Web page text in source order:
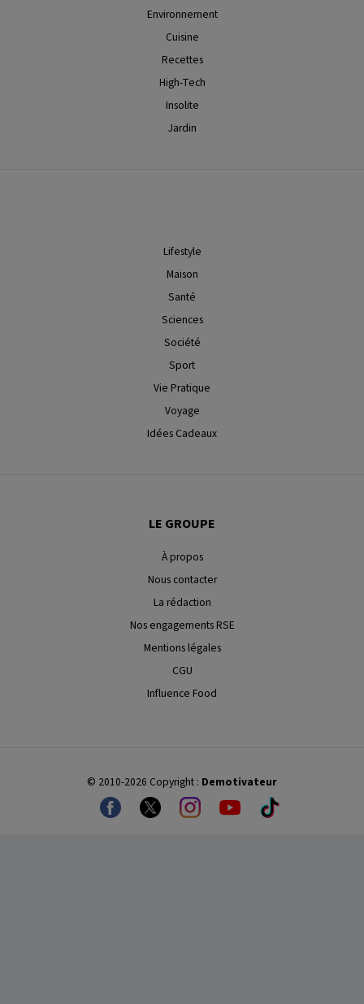
Environnement
Cuisine
Recettes
High-Tech
Insolite
Jardin
Lifestyle
Maison
Santé
Sciences
Société
Sport
Vie Pratique
Voyage
Idées Cadeaux
LE GROUPE
À propos
Nous contacter
La rédaction
Nos engagements RSE
Mentions légales
CGU
Influence Food
© 2010-2026 Copyright : Demotivateur